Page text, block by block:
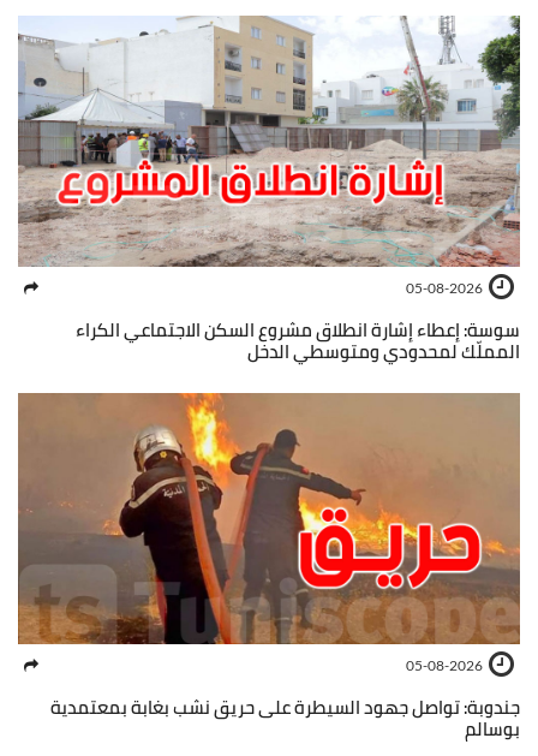
05-08-2026
سوسة: إعطاء إشارة انطلاق مشروع السكن الاجتماعي الكراء
المملّك لمحدودي ومتوسطي الدخل
05-08-2026
جندوبة: تواصل جهود السيطرة على حريق نشب بغابة بمعتمدية
بوسالم